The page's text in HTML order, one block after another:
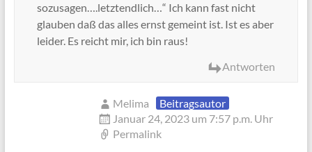
sozusagen….letztendlich…“ Ich kann fast nicht
glauben daß das alles ernst gemeint ist. Ist es aber
leider. Es reicht mir, ich bin raus!
Antworten
Melima
Beitragsautor
Januar 24, 2023 um 7:57 p.m. Uhr
Permalink